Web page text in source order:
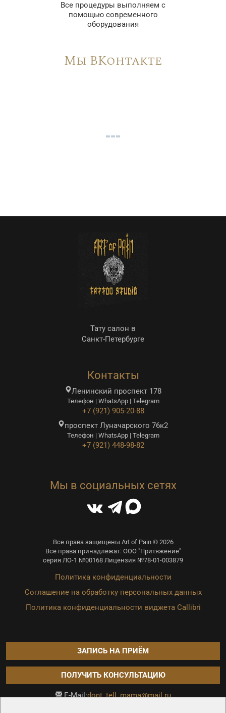
Все процедуры выполняем с
помощью современного
оборудования
Мы ВКонтакте
Тату салон в
Санкт-Петербурге
Контакты
Ленинский проспект 178
Телефон | WhatsApp | Telegram
+7 (921) 905-20-88
проспект Луначарского 76к2
Телефон | WhatsApp | Telegram
+7 (921) 448-98-82
Мы в социальных сетях
Все права защищены Art of Pain © 2026
Все права принадлежат: ООО "Притяжение"
серия ЛО-1 №00168 Лицензия №78-01-003879
Политика конфиденциальности
Соглашение на обработку персональных данных
Политика конфиденциальности виджета Callibri
ЗАПИСЬ НА ПРИЁМ
ПОЛУЧИТЬ КОНСУЛЬТАЦИЮ
E-Mail:dont_tell_mama@mail.ru